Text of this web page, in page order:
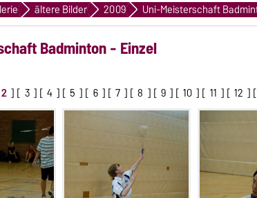
ältere Bilder 2009
Badminton - Einzel
2 ] [ 3 ] [ 4 ] [ 5 ] [ 6 ] [ 7 ] [ 8 ] [ 9 ] [ 10 ] [ 11 ] [ 12 ] [